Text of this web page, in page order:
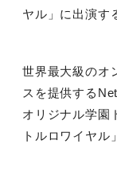
ヤル」に出演す
世界最大級のオ
スを提供する
オリジナル学園
トルロワイヤル